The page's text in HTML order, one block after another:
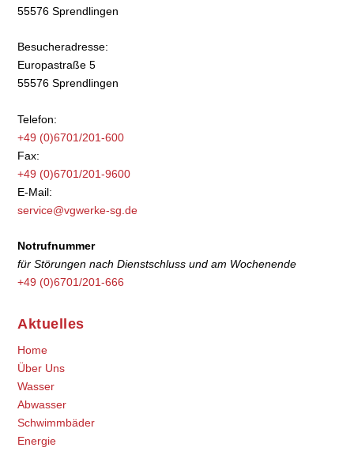
55576 Sprendlingen
Besucheradresse:
Europastraße 5
55576 Sprendlingen
Telefon:
+49 (0)6701/201-600
Fax:
+49 (0)6701/201-9600
E-Mail:
service@vgwerke-sg.de
Notrufnummer
für Störungen nach Dienstschluss und am Wochenende
+49 (0)6701/201-666
Aktuelles
Home
Über Uns
Wasser
Abwasser
Schwimmbäder
Energie